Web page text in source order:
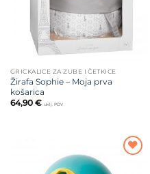
GRICKALICE ZA ZUBE I ČETKICE
Žirafa Sophie – Moja prva
košarica
64,90 € uklj. PDV